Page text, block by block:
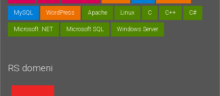
MySQL WordPress Apache Linux C C++ C#
Microsoft .NET Microsoft SQL Windows Server
RS domeni